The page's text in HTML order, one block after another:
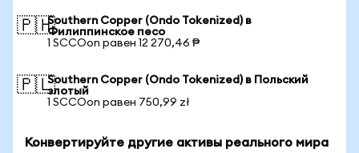
🇵🇭Southern Copper (Ondo Tokenized) в
Филиппинское песо
1 SCCOon равен 12 270,46 ₱
🇵🇱Southern Copper (Ondo Tokenized) в Польский
злотый
1 SCCOon равен 750,99 zł
Конвертируйте другие активы реального мира